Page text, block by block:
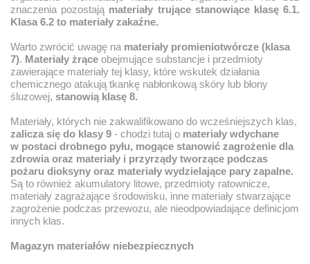
znaczenia pozostają materiały trujące stanowiące klasę 6.1.
Klasa 6.2 to materiały zakaźne.
Warto zwrócić uwagę na materiały promieniotwórcze (klasa
7). Materiały żrące obejmujące substancje i przedmioty
zawierające materiały tej klasy, które wskutek działania
chemicznego atakują tkankę nabłonkową skóry lub błony
śluzowej, stanowią klasę 8.
Materiały, których nie zakwalifikowano do wcześniejszych klas,
zalicza się do klasy 9 - chodzi tutaj o materiały wdychane
w postaci drobnego pyłu, mogące stanowić zagrożenie dla
zdrowia oraz materiały i przyrządy tworzące podczas
pożaru dioksyny oraz materiały wydzielające pary zapalne.
Są to również akumulatory litowe, przedmioty ratownicze,
materiały zagrażające środowisku, inne materiały stwarzające
zagrożenie podczas przewozu, ale nieodpowiadające definicjom
innych klas.
Magazyn materiałów niebezpiecznych